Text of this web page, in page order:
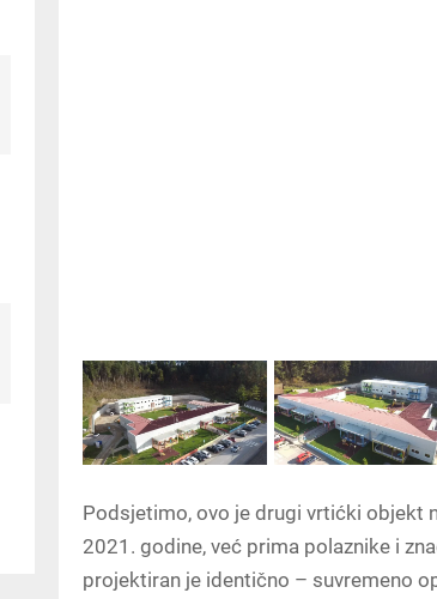
Podsjetimo, ovo je drugi vrtićki objekt
2021. godine, već prima polaznike i
projektiran je identično – suvremeno